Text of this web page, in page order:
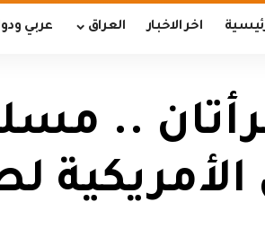
اخر الاخبار العراق عربي
..